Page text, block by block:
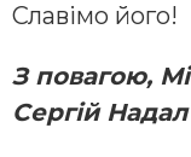
Славімо його!
З повагою,
Сергій Надал